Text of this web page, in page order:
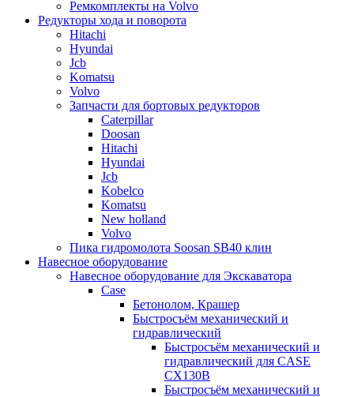
Ремкомплекты на Volvo
Редукторы хода и поворота
Hitachi
Hyundai
Jcb
Komatsu
Volvo
Запчасти для бортовых редукторов
Caterpillar
Doosan
Hitachi
Hyundai
Jcb
Kobelco
Komatsu
New holland
Volvo
Пика гидромолота Soosan SB40 клин
Навесное оборудование
Навесное оборудование для Экскаватора
Case
Бетонолом, Крашер
Быстросъём механический и
гидравлический
Быстросъём механический и
гидравлический для CASE
CX130B
Быстросъём механический и